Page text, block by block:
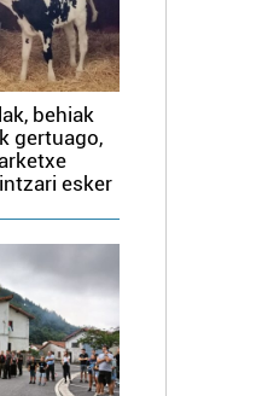
behiak
gertuago,
esker